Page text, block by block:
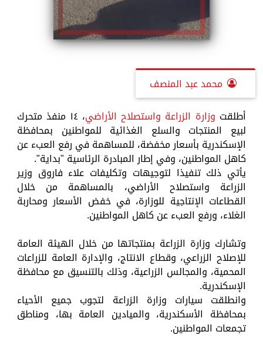
محمد عبد المنصف
أطلقت وزارة الزراعة واستصلاح الأراضي ، ١٤ منفذ متحرك
لبيع المنتجات والسلع الغذائية للمواطنين بمحافظة
الإسكندرية بأسعار مخفضة، للمساهمة في رفع العبء عن
كاهل المواطنين، وفي إطار المبادرة الرئاسية "بداية".
يأتي ذلك تنفيذا لتوجيهات وتكليفات علاء فاروق وزير
الزراعة واستصلاح الأراضي، بالمساهمة من خلال
القطاعات الإنتاجية للوزارة، في خفض الأسعار ومحاربة
الغلاء، ورفع العبء عن كاهل المواطنين.
وتشارك وزارة الزراعة بمنتجاتها من خلال الهيئة العامة
للإصلاح الزراعي، وقطاع الانتاج، والإدارة العامة للزراعات
المحمية، والمجالس الزراعية، وذلك بالتنسيق مع محافظة
الإسكندرية.
وانطلقت سيارات وزارة الزراعة لتجوب جميع الأحياء
بمحافظة الأسكندرية، والميادين العامة بها، ومناطق
تجمعات المواطنين.